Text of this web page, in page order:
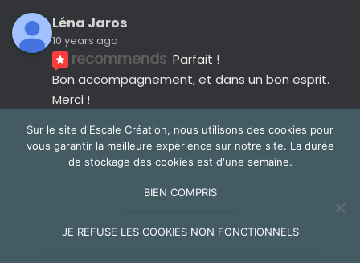
Léna Jaros
10 years ago
recommends Parfait !
Bon accompagnement, et dans un bon esprit.
Merci !
Avis suivants
NOUS CONTACTER
Sur le site d'Escale Création, nous utilisons des cookies pour
vous garantir la meilleure expérience sur notre site. La durée
de stockage des cookies est d'une semaine.
BIEN COMPRIS
JE REFUSE LES COOKIES NON FONCTIONNELS